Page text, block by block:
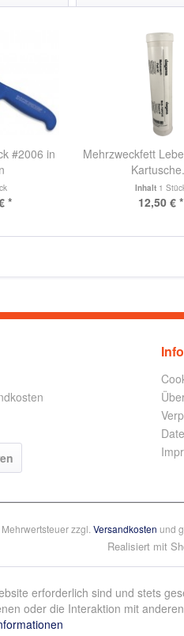
#2006 in
*
Mehrzweckfett
Inhalt 1
12,50 € *
zzgl. Versandkosten und
Realisiert mit
erforderlich sind und stets
oder die Interaktion mit